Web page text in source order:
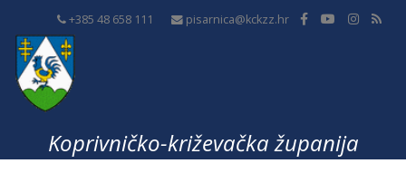
+385 48 658 111 pisarnica@kckzz.hr
Koprivničko-križevačka županija